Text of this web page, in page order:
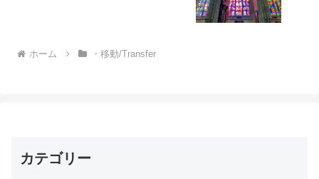
ホーム ・移動/Transfer
カテゴリー